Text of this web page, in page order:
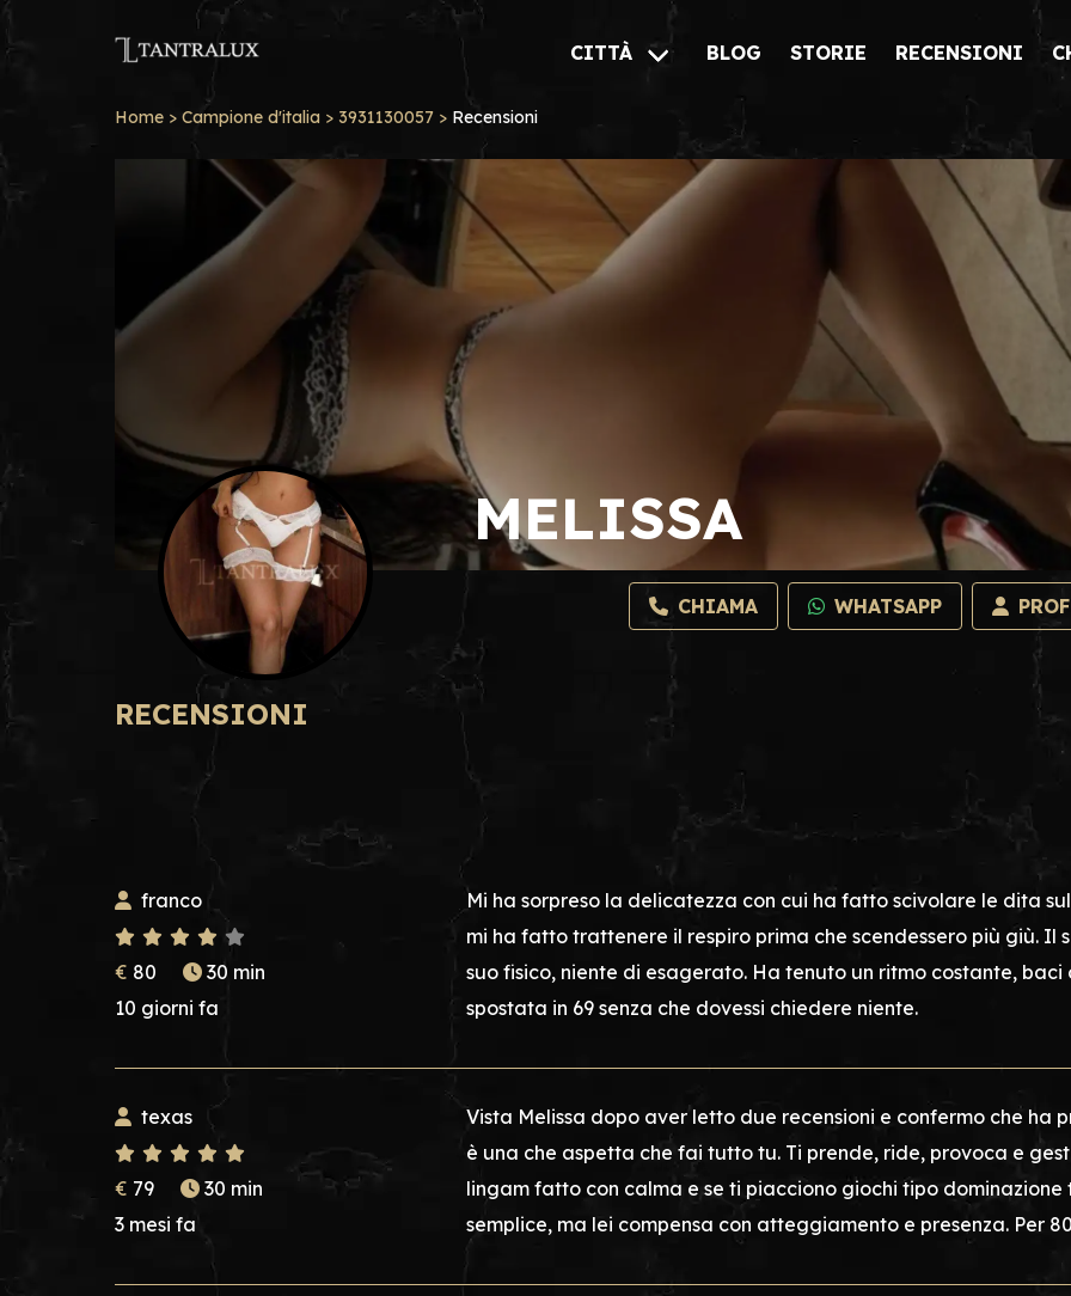
CITTÀ BLOG STORIE RECENSIONI
Home > Campione d'italia > 3931130057 > Recensioni
MELISSA
CHIAMA WHATSAPP
RECENSIONI
franco
€ 80
30 min
10 giorni fa
Mi ha sorpreso la delicatezza con cui ha fatto scivolare le dita
mi ha fatto trattenere il respiro prima che scendessero più giù.
suo fisico, niente di esagerato. Ha tenuto un ritmo costante,
spostata in 69 senza che dovessi chiedere niente.
texas
€ 79
30 min
3 mesi fa
Vista Melissa dopo aver letto due recensioni e confermo che ha
è una che aspetta che fai tutto tu. Ti prende, ride, provoca e
lingam fatto con calma e se ti piacciono giochi tipo dominazione
semplice, ma lei compensa con atteggiamento e presenza. Per